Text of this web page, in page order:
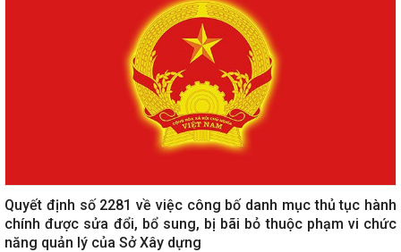
Quyết định số 2281 về việc công bố danh mục thủ tục hành
chính được sửa đổi, bổ sung, bị bãi bỏ thuộc phạm vi chức
năng quản lý của Sở Xây dựng